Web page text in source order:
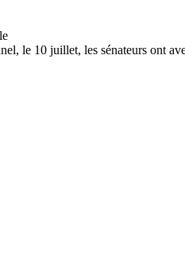
le 10 juillet, les sénateurs ont